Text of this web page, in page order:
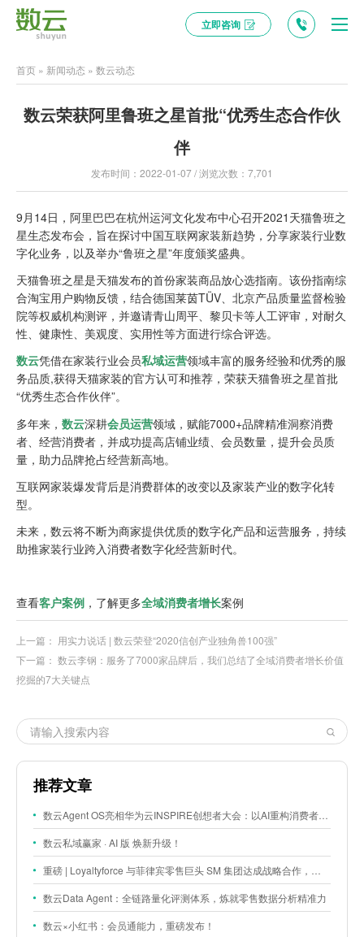
立即咨询
首页 » 新闻动态 » 数云动态
数云荣获阿里鲁班之星首批“优秀生态合作伙
伴
发布时间：2022-01-07 / 浏览次数：7,701
9月14日，阿里巴巴在杭州运河文化发布中心召开2021天猫鲁班之
星生态发布会，旨在探讨中国互联网家装新趋势，分享家装行业数
字化业务，以及举办“鲁班之星”年度颁奖盛典。
天猫鲁班之星是天猫发布的首份家装商品放心选指南。该份指南综
合淘宝用户购物反馈，结合德国莱茵TÜV、北京产品质量监督检验
院等权威机构测评，并邀请青山周平、黎贝卡等人工评审，对耐久
性、健康性、美观度、实用性等方面进行综合评选。
数云凭借在家装行业会员私域运营领域丰富的服务经验和优秀的服
务品质,获得天猫家装的官方认可和推荐，荣获天猫鲁班之星首批
“优秀生态合作伙伴”。
多年来， 数云深耕会员运营领域，赋能7000+品牌精准洞察消费
者、经营消费者，并成功提高店铺业绩、会员数量，提升会员质
量，助力品牌抢占经营新高地。
互联网家装爆发背后是消费群体的改变以及家装产业的数字化转
型。
未来，数云将不断为商家提供优质的数字化产品和运营服务，持续
助推家装行业跨入消费者数字化经营新时代。
查看客户案例 ，了解更多全域消费者增长案例
上一篇： 用实力说话 | 数云荣登“2020信创产业独角兽100强”
下一篇： 数云李钢：服务了7000家品牌后，我们总结了全域消费者增长价值
挖掘的7大关键点
推荐文章
数云Agent OS亮相华为云INSPIRE创想者大会：以AI重构消费者运营与零售营销新范式
数云私域赢家 · AI 版 焕新升级！
重磅 | Loyaltyforce 与菲律宾零售巨头 SM 集团达成战略合作，携手开启 SMAC 会员数智化运营新征程
数云Data Agent：全链路量化评测体系，炼就零售数据分析精准力
数云×小红书：会员通能力，重磅发布！